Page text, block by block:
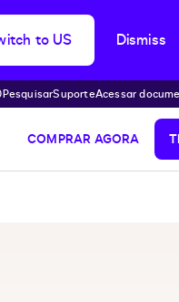
to US Dismiss
PesquisarSuporteAcessar
COMPRAR AGORA